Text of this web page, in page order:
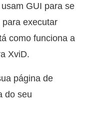
GUI para se
executar
como funciona a
XviD.
página de
do seu